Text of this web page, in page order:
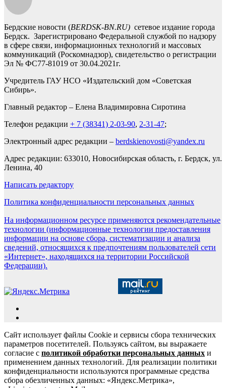
Бердские новости (BERDSK-BN.RU) сетевое издание города
Бердск. Зарегистрировано Федеральной службой по надзору
в сфере связи, информационных технологий и массовых
коммуникаций (Роскомнадзор), свидетельство о регистрации
Эл № ФС77-81019 от 30.04.2021г.
Учредитель ГАУ НСО «Издательский дом «Советская
Сибирь».
Главный редактор – Елена Владимировна Сиротина
Телефон редакции + 7 (38341) 2-03-90, 2-31-47;
Электронный адрес редакции – berdskienovosti@yandex.ru
Адрес редакции: 633010, Новосибирская область, г. Бердск, ул.
Ленина, 40
Написать редактору
Политика конфиденциальности персональных данных
На информационном ресурсе применяются рекомендательные
технологии (информационные технологии предоставления
информации на основе сбора, систематизации и анализа
сведений, относящихся к предпочтениям пользователей сети
«Интернет», находящихся на территории Российской
Федерации).
Сайт использует файлы Cookie и сервисы сбора технических
параметров посетителей. Пользуясь сайтом, вы выражаете
согласие с политикой обработки персональных данных и
применением данных технологий. Для реализации политики
конфиденциальности используются программные средства
сбора обезличенных данных: «Яндекс.Метрика»,